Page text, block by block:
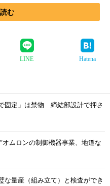
む
LINE Hatena
固定」は禁物 締結部設計で押さ
オムロンの制御機器事業、地道な
な量産（組み立て）と検査ができ